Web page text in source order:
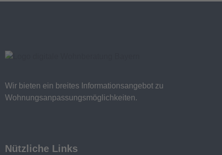
Wir bieten ein breites Informationsangebot zu
Wohnungsanpassungsmöglichkeiten.
Nützliche Links